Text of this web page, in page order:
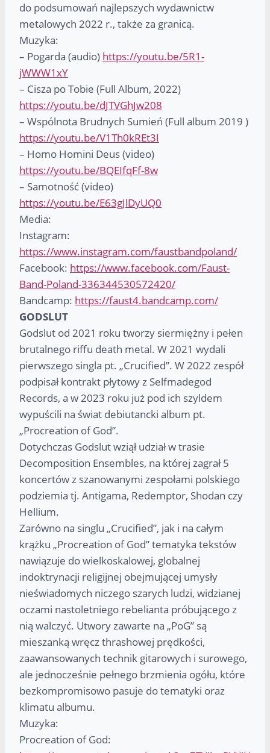
do podsumowań najlepszych wydawnictw
metalowych 2022 r., także za granicą.
Muzyka:
– Pogarda (audio) https://youtu.be/5R1-
jWWW1xY
– Cisza po Tobie (Full Album, 2022)
https://youtu.be/dJTVGhJw208
– Wspólnota Brudnych Sumień (Full album 2019 )
https://youtu.be/V1Th0kREt3I
– Homo Homini Deus (video)
https://youtu.be/BQEIfqFf-8w
– Samotność (video)
https://youtu.be/E63gJlDyUQ0
Media:
Instagram:
https://www.instagram.com/faustbandpoland/
Facebook: https://www.facebook.com/Faust-
Band-Poland-336344530572420/
Bandcamp: https://faust4.bandcamp.com/
GODSLUT
Godslut od 2021 roku tworzy siermiężny i pełen
brutalnego riffu death metal. W 2021 wydali
pierwszego singla pt. „Crucified”. W 2022 zespół
podpisał kontrakt płytowy z Selfmadegod
Records, a w 2023 roku już pod ich szyldem
wypuścili na świat debiutancki album pt.
„Procreation of God”.
Dotychczas Godslut wziął udział w trasie
Decomposition Ensembles, na której zagrał 5
koncertów z szanowanymi zespołami polskiego
podziemia tj. Antigama, Redemptor, Shodan czy
Hellium.
Zarówno na singlu „Crucified”, jak i na całym
krążku „Procreation of God” tematyka tekstów
nawiązuje do wielkoskalowej, globalnej
indoktrynacji religijnej obejmującej umysły
nieświadomych niczego szarych ludzi, widzianej
oczami nastoletniego rebelianta próbującego z
nią walczyć. Utwory zawarte na „PoG” są
mieszanką wręcz thrashowej prędkości,
zaawansowanych technik gitarowych i surowego,
ale jednocześnie pełnego brzmienia ogółu, które
bezkompromisowo pasuje do tematyki oraz
klimatu albumu.
Muzyka:
Procreation of God: